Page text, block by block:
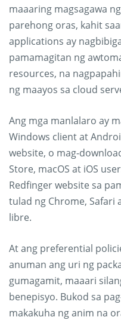
maaaring magsagawa
parehong oras, kahit
applications ay
pamamagitan ng
resources, na
ng maayos sa cloud
Ang mga manlalaro ay
Windows client at
website, o mag-
Store, macOS at iOS
Redfinger website sa
tulad ng Chrome, Safari
libre.
At ang preferential
anuman ang uri ng
gumagamit, maaari
benepisyo. Bukod sa
makakuha ng anim na